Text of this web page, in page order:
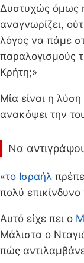
Δυστυχώς όμως
αναγνωρίζει,
λόγος να πάμε
παραλογισμούς
Κρήτη;»
Μία είναι η
ανακόψει την
Να
«το Ισραήλ
πολύ επικίνδυνο
Αυτό είχε πει ο
Μάλιστα ο
πώς